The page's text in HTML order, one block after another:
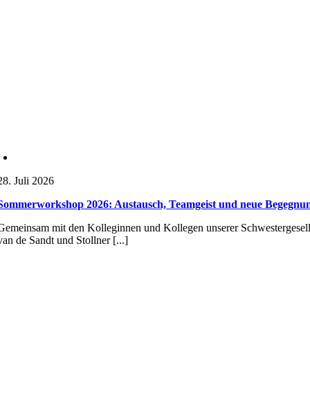
Juli 2026
2026: Austausch, Teamgeist und neue
mit den Kolleginnen und Kollegen unserer
de Sandt und Stollner [...]